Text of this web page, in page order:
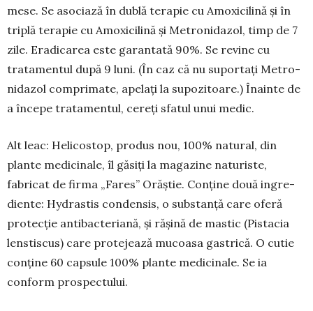
mese. Se asociază în dublă terapie cu Amoxicilină și în
triplă terapie cu Amoxicilină și Me­tronidazol, timp de 7
zile. Eradicarea este garantată 90%. Se revine cu
tratamentul după 9 luni. (În caz că nu suportați Metro­
nidazol comprimate, apelați la supozi­toa­re.) Înainte de
a începe tratamentul, cereți sfatul unui medic.
Alt leac: Helicostop, produs nou, 100% natural, din
plante medicinale, îl găsiți la magazine natu­riste,
fabricat de firma „Fares” Orăștie. Conține două in­gre­
diente: Hydrastis condensis, o sub­stan­ță care oferă
protecție antibacteriană, și rășină de mastic (Pistacia
lenstiscus) care protejează mucoa­sa gastrică. O cutie
conține 60 capsule 100% plante medici­nale. Se ia
conform prospectului.